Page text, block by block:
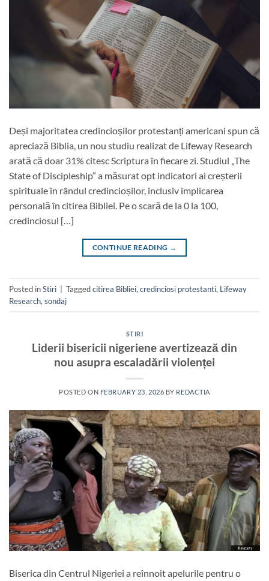
Deși majoritatea credincioșilor protestanți americani spun că
apreciază Biblia, un nou studiu realizat de Lifeway Research
arată că doar 31% citesc Scriptura în fiecare zi. Studiul „The
State of Discipleship” a măsurat opt indicatori ai creșterii
spirituale în rândul credincioșilor, inclusiv implicarea
personală în citirea Bibliei. Pe o scară de la 0 la 100,
credinciosul […]
CONTINUE READING →
Posted inStiri | Taggedcitirea Bibliei, credinciosi protestanti, Lifeway
Research, sondaj
STIRI
Liderii bisericii nigeriene avertizează din
nou asupra escaladării violenței
POSTED ON FEBRUARY 23, 2026 BY REDACTIA
Biserica din Centrul Nigeriei a reînnoit apelurile pentru o